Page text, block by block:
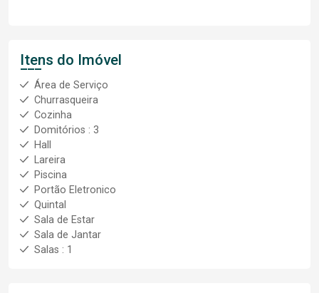
Itens do Imóvel
Área de Serviço
Churrasqueira
Cozinha
Domitórios : 3
Hall
Lareira
Piscina
Portão Eletronico
Quintal
Sala de Estar
Sala de Jantar
Salas : 1